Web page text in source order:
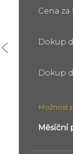
Cena za
Dokup
Dokup
Možnost
Měsíční